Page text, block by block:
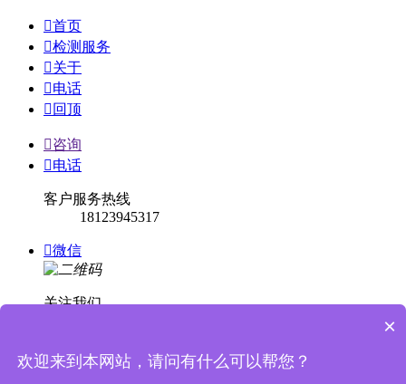
首页
检测服务
关于
电话
 回顶
咨询
电话
客户服务热线
18123945317
微信
关注我们

×
欢迎来到本网站，请问有什么可以帮您？